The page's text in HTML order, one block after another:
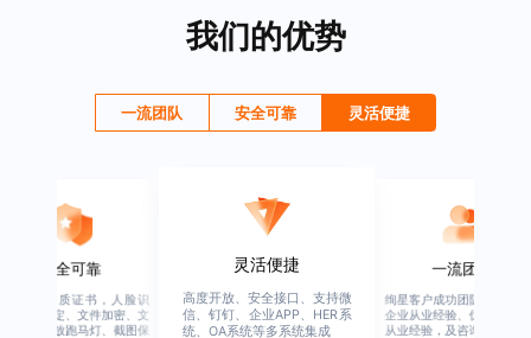
我们的优势
一流团队 安全可靠 灵活便捷
安全可靠
业权威资质证书，人脸识
、设备绑定、文件加密、文
水印、播放跑马灯、截图保
灵活便捷
高度开放、安全接口、支持微
信、钉钉、企业APP、HER系
统、OA系统等多系统集成
一流团队
绚星客户成功团队，由有多
企业从业经验、优秀培训机
从业经验，及咨询公司从业